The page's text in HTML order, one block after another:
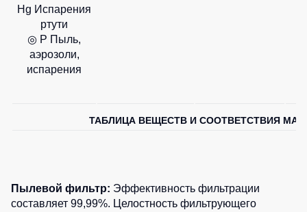
Hg Испарения
ртути
◎ Р Пыль,
аэрозоли,
испарения
ТАБЛИЦА ВЕЩЕСТВ И СООТВЕТСТВИЯ
Пылевой фильтр: Эффективность фильтрации
составляет 99,99%. Целостность фильтрующего